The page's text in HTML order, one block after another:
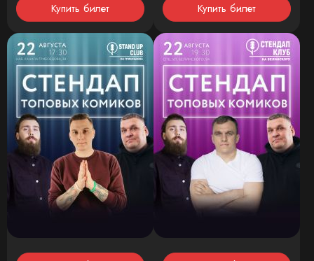
Купить билет Купить билет